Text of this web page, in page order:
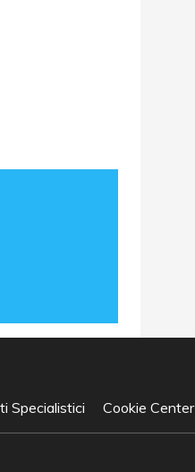
Specialistici Cookie Center